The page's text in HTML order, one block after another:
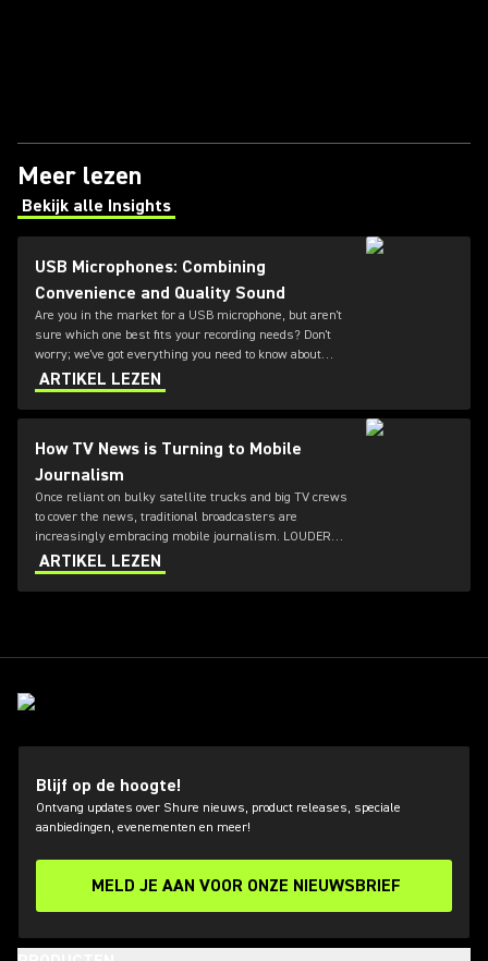
Meer lezen
Bekijk alle Insights
(Opens in a new tab)
USB Microphones: Combining
Convenience and Quality Sound
Are you in the market for a USB microphone, but aren't
sure which one best fits your recording needs? Don't
worry; we've got everything you need to know about
mics offering both plug-and-play functionality and great
sound.
ARTIKEL LEZEN
How TV News is Turning to Mobile
Journalism
Once reliant on bulky satellite trucks and big TV crews
to cover the news, traditional broadcasters are
increasingly embracing mobile journalism. LOUDER
spoke with Björn Staschen, head of the innovation lab
at German public broadcaster NDR.
ARTIKEL LEZEN
Blijf op de hoogte!
Ontvang updates over Shure nieuws, product releases, speciale
aanbiedingen, evenementen en meer!
MELD JE AAN VOOR ONZE NIEUWSBRIEF